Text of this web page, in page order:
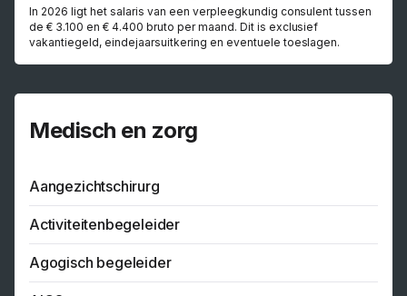
In 2026 ligt het salaris van een verpleegkundig consulent tussen
de € 3.100 en € 4.400 bruto per maand. Dit is exclusief
vakantiegeld, eindejaarsuitkering en eventuele toeslagen.
Medisch en zorg
Aangezichtschirurg
Activiteitenbegeleider
Agogisch begeleider